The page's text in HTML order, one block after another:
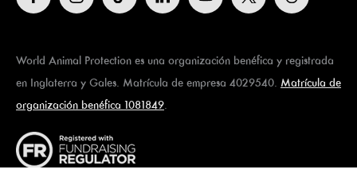
World Animal Protection es una organización benéfica y registrada
en Inglaterra y Gales. Matrícula de empresa 4029540. Matrícula de
organización benéfica 1081849.